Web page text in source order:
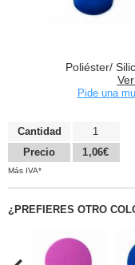
Poliéster/
Pide una
Cantidad
Precio
1
1,06€
Más IVA*
¿PREFIERES OTRO